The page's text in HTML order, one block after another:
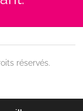
réservés.